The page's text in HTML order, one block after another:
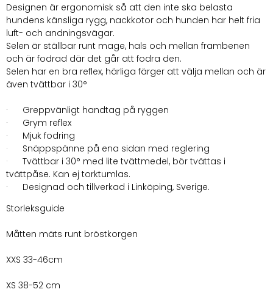
Designen är ergonomisk så att den inte ska belasta
hundens känsliga rygg, nackkotor och hunden har helt fria
luft- och andningsvägar.
Selen är ställbar runt mage, hals och mellan frambenen
och är fodrad där det går att fodra den.
Selen har en bra reflex, härliga färger att välja mellan och är
även tvättbar i 30°
· Greppvänligt handtag på ryggen
· Grym reflex
· Mjuk fodring
· Snäppspänne på ena sidan med reglering
· Tvättbar i 30° med lite tvättmedel, bör tvättas i
tvättpåse. Kan ej torktumlas.
· Designad och tillverkad i Linköping, Sverige.
Storleksguide
Måtten mäts runt bröstkorgen
XXS 33-46cm
XS 38-52 cm